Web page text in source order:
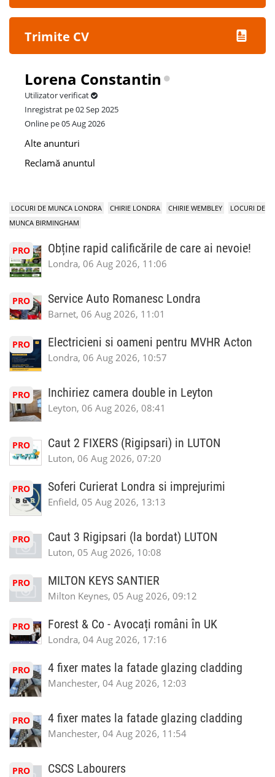
Trimite CV
Lorena Constantin
Utilizator verificat
Inregistrat pe 02 Sep 2025
Online pe 05 Aug 2026
Alte anunturi
Reclamă anuntul
LOCURI DE MUNCA LONDRA CHIRIE LONDRA CHIRIE WEMBLEY
LOCURI DE
MUNCA BIRMINGHAM
PRO Obține rapid calificările de care ai nevoie!
Londra, 06 Aug 2026, 11:06
PRO Service Auto Romanesc Londra
Barnet, 06 Aug 2026, 11:01
PRO Electricieni si oameni pentru MVHR Acton
Londra, 06 Aug 2026, 10:57
PRO Inchiriez camera double in Leyton
Leyton, 06 Aug 2026, 08:41
PRO Caut 2 FIXERS (Rigipsari) in LUTON
Luton, 06 Aug 2026, 07:20
PRO Soferi Curierat Londra si imprejurimi
Enfield, 05 Aug 2026, 13:13
PRO Caut 3 Rigipsari (la bordat) LUTON
Luton, 05 Aug 2026, 10:08
PRO MILTON KEYS SANTIER
Milton Keynes, 05 Aug 2026, 09:12
PRO Forest & Co - Avocați români în UK
Londra, 04 Aug 2026, 17:16
PRO 4 fixer mates la fatade glazing cladding
Manchester, 04 Aug 2026, 12:03
PRO 4 fixer mates la fatade glazing cladding
Manchester, 04 Aug 2026, 11:54
PRO CSCS Labourers